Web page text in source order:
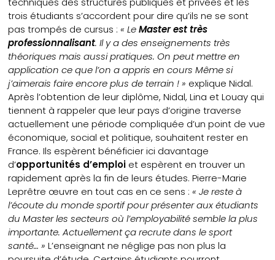
trois étudiants s’accordent pour dire qu’ils ne se sont
pas trompés de cursus :« LeMaster est très
professionnalisant. Il y a des enseignements très
théoriques mais aussi pratiques. On peut mettre en
application ce que l’on a appris en cours Même si
j’aimerais faire encore plus de terrain ! » explique Nidal.
Après l’obtention de leur diplôme, Nidal, Lina et Louay qui
tiennent à rappeler que leur pays d’origine traverse
actuellement une période compliquée d’un point de vue
économique, social et politique, souhaitent rester en
France. Ils espèrent bénéficier ici davantage
d’opportunités d’emploi et espèrent en trouver un
rapidement après la fin de leurs études. Pierre-Marie
Leprêtre œuvre en tout cas en ce sens :« Je reste à
l’écoute du monde sportif pour présenter aux étudiants
du Master les secteurs où l’employabilité semble la plus
importante. Actuellement ça recrute dans le sport
santé… » L’enseignant ne néglige pas non plus la